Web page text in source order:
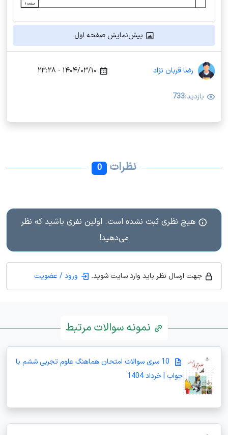
پیش‌نمایش صفحه اول
رضا قربان نژاد ۱۴۰۴/۰۳/۱۰ - ۲۳:۲۸
بازدید:733
نظرات 0
هیچ نظری ثبت نشده است. اولین نفری باشید که نظر
می‌دهید!
جهت ارسال نظر باید وارد سایت شوید. ورود / عضویت
نمونه سوالات مرتبط
10 سری سوالات امتحان هماهنگ علوم تجربی ششم با
جواب | خرداد 1404